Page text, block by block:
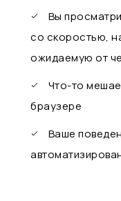
Вы
со скоростью,
ожидаемую от
Что-то
браузере
Ваше